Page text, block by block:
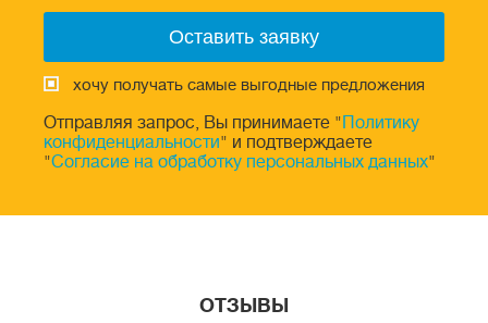
хочу получать самые выгодные предложения
Отправляя запрос, Вы принимаете " Политику
конфиденциальности" и подтверждаете
"Согласие на обработку персональных данных"
ОТЗЫВЫ